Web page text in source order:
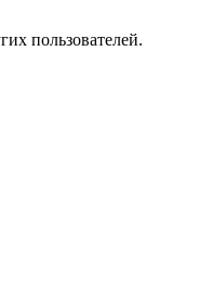
пользователей.